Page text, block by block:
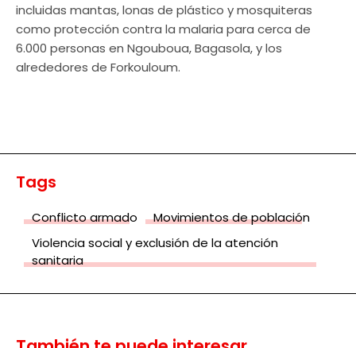
incluidas mantas, lonas de plástico y mosquiteras
como protección contra la malaria para cerca de
6.000 personas en Ngouboua, Bagasola, y los
alrededores de Forkouloum.
Tags
Conflicto armado
Movimientos de población
Violencia social y exclusión de la atención
sanitaria